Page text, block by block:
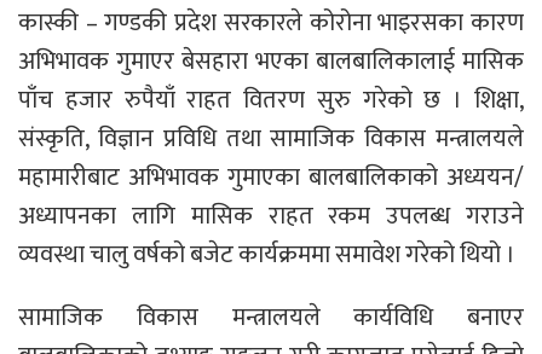
कास्की – गण्डकी प्रदेश सरकारले कोरोना भाइरसका कारण
अभिभावक गुमाएर बेसहारा भएका बालबालिकालाई मासिक
पाँच हजार रुपैयाँ राहत वितरण सुरु गरेको छ । शिक्षा,
संस्कृति, विज्ञान प्रविधि तथा सामाजिक विकास मन्त्रालयले
महामारीबाट अभिभावक गुमाएका बालबालिकाको अध्ययन/
अध्यापनका लागि मासिक राहत रकम उपलब्ध गराउने
व्यवस्था चालु वर्षको बजेट कार्यक्रममा समावेश गरेको थियो ।
सामाजिक विकास मन्त्रालयले कार्यविधि बनाएर